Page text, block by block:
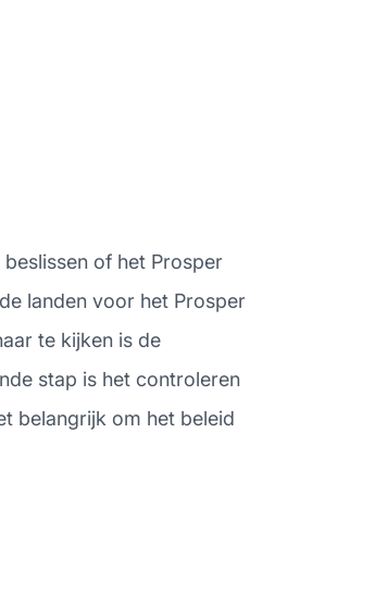
of het Prosper
landen voor het Prosper
te kijken is de
stap is het controleren
belangrijk om het beleid